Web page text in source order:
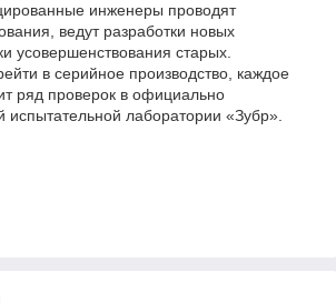
инженеры проводят
ведут разработки новых
усовершенствования старых.
в серийное производство, каждое
ряд проверок в официально
испытательной лаборатории «Зубр».